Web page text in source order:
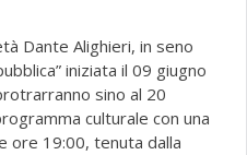
Dante Alighieri, in seno
iniziata il 09 giugno
sino al 20
culturale con una
ore 19:00, tenuta dalla